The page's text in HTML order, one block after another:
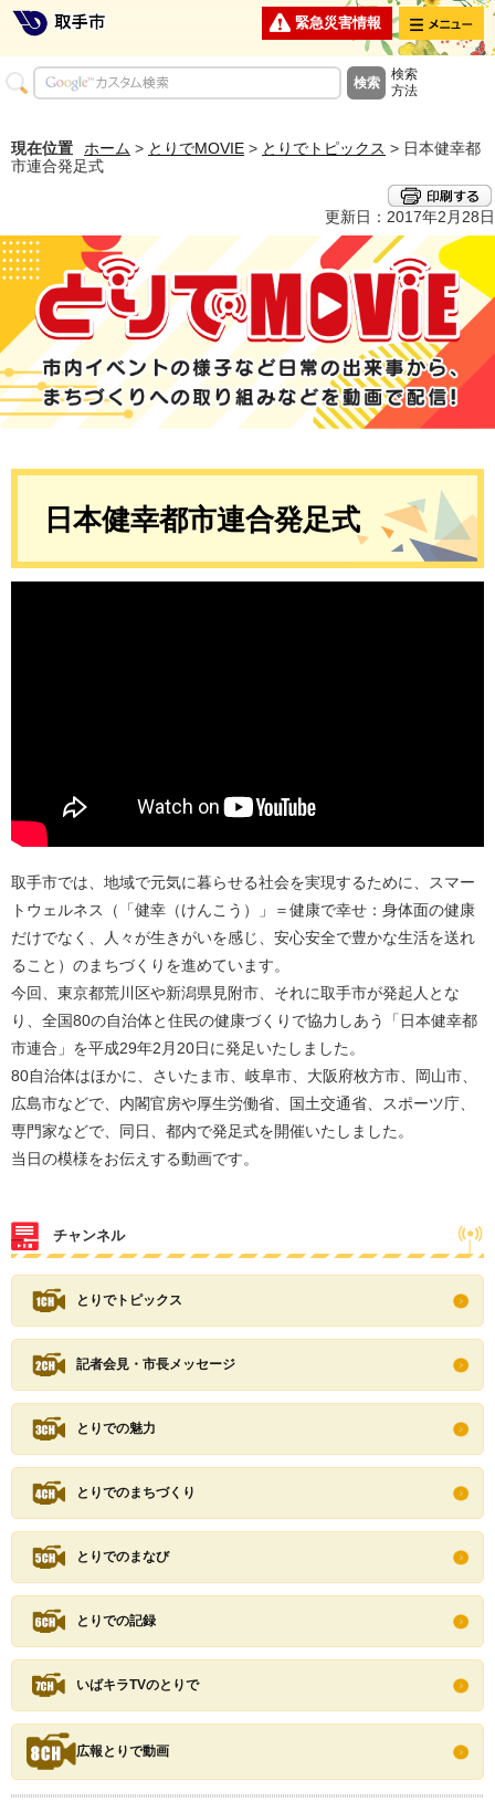
緊急災害情報 メニュー
検索
方法
現在位置 ホーム > とりでMOVIE > とりでトピックス > 日本健幸都
市連合発足式
更新日：2017年2月28日
とりでMOVIE 市内イベントの様子など日常の出来事から、まちづくり
への取り組みなどを動画で配信！
日本健幸都市連合発足式
取手市では、地域で元気に暮らせる社会を実現するために、スマー
トウェルネス（「健幸（けんこう）」＝健康で幸せ：身体面の健康
だけでなく、人々が生きがいを感じ、安心安全で豊かな生活を送れ
ること）のまちづくりを進めています。
今回、東京都荒川区や新潟県見附市、それに取手市が発起人とな
り、全国80の自治体と住民の健康づくりで協力しあう「日本健幸都
市連合」を平成29年2月20日に発足いたしました。
80自治体はほかに、さいたま市、岐阜市、大阪府枚方市、岡山市、
広島市などで、内閣官房や厚生労働省、国土交通省、スポーツ庁、
専門家などで、同日、都内で発足式を開催いたしました。
当日の模様をお伝えする動画です。
チャンネル
とりでトピックス
記者会見・市長メッセージ
とりでの魅力
とりでのまちづくり
とりでのまなび
とりでの記録
いばキラTVのとりで
広報とりで動画